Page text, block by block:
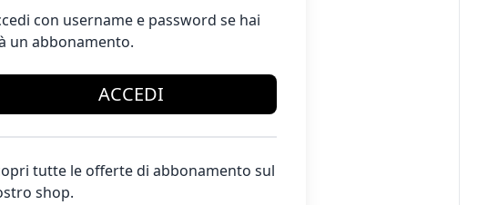
con username e password se hai
un abbonamento.
ACCEDI
tutte le offerte di abbonamento sul
shop.